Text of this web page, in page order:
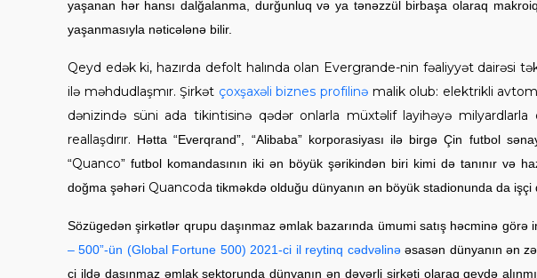
yaşanan hər hansı dalğalanma, durğunluq və ya tənəzzül birbaşa olaraq
yaşanmasıyla nəticələnə bilir.
Qeyd edək ki, hazırda defolt halında olan Evergrande-nin fəaliyyət dairəsi
ilə məhdudlaşmır. Şirkət çoxşaxəli biznes profilinəmalik olub: elektrikli
dənizində süni ada tikintisinə qədər onlarla müxtəlif layihəyə milyardlarla
reallaşdırır. Hətta “Everqrand”, “Alibaba” korporasiyası ilə birgə Çin futbol
“Quanco” futbol komandasının iki ən böyük şərikindən biri kimi də tanınır və
doğma şəhəri Quancoda tikməkdə olduğu dünyanın ən böyük stadionunda da
Sözügedən şirkətlər qrupu daşınmaz əmlak bazarında ümumi satış həcminə görə
– 500”-ün (Global Fortune 500) 2021-ci il reytinq cədvəlinəəsasən dünyanın ən
ci ildə daşınmaz əmlak sektorunda dünyanın ən dəyərli şirkəti olaraq qeydə